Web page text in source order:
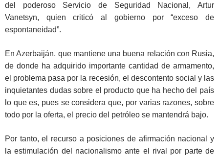
del poderoso Servicio de Seguridad Nacional, Artur
Vanetsyn, quien criticó al gobierno por “exceso de
espontaneidad”.
En Azerbaiján, que mantiene una buena relación con Rusia,
de donde ha adquirido importante cantidad de armamento,
el problema pasa por la recesión, el descontento social y las
inquietantes dudas sobre el producto que ha hecho del país
lo que es, pues se considera que, por varias razones, sobre
todo por la oferta, el precio del petróleo se mantendrá bajo.
Por tanto, el recurso a posiciones de afirmación nacional y
la estimulación del nacionalismo ante el rival por parte de